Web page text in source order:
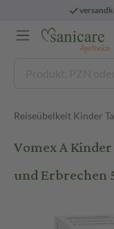
ab 29 € und für
Reiseübelkeit Kinder
Vomex A
und Erbrechen